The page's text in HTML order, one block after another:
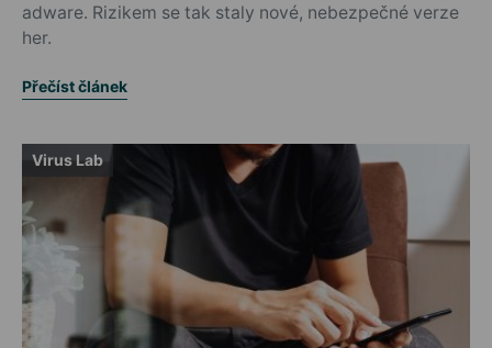
adware. Rizikem se tak staly nové, nebezpečné verze
her.
Přečíst článek
Virus Lab